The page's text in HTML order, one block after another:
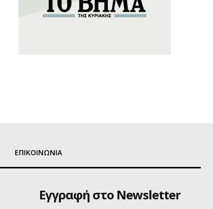
ΕΠΙΚΟΙΝΩΝΙΑ
Εγγραφή στο Newsletter